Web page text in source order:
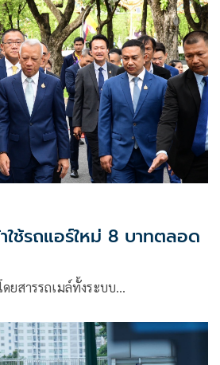
รถแอร์ใหม่ 8 บาทตลอด
ยสารรถเมล์ทั้งระบบ…